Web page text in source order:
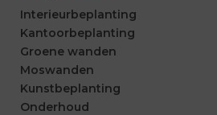
Interieurbeplanting
Kantoorbeplanting
Groene wanden
Moswanden
Kunstbeplanting
Onderhoud